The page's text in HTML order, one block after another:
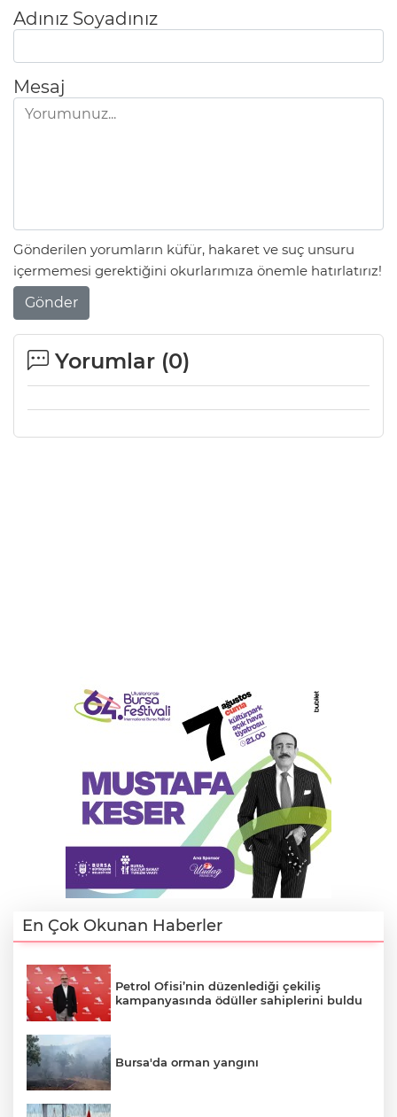
Adınız Soyadınız
Mesaj
Gönderilen yorumların küfür, hakaret ve suç unsuru
içermemesi gerektiğini okurlarımıza önemle hatırlatırız!
Gönder
Yorumlar (0)
En Çok Okunan Haberler
Petrol Ofisi’nin düzenlediği çekiliş
kampanyasında ödüller sahiplerini buldu
Bursa'da orman yangını